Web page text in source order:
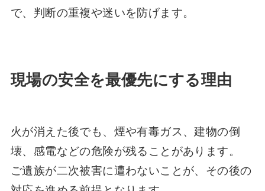
で、判断の重複や迷いを防げます。
現場の安全を最優先にする理由
火が消えた後でも、煙や有毒ガス、建物の倒
壊、感電などの危険が残ることがあります。
ご遺族が二次被害に遭わないことが、その後の